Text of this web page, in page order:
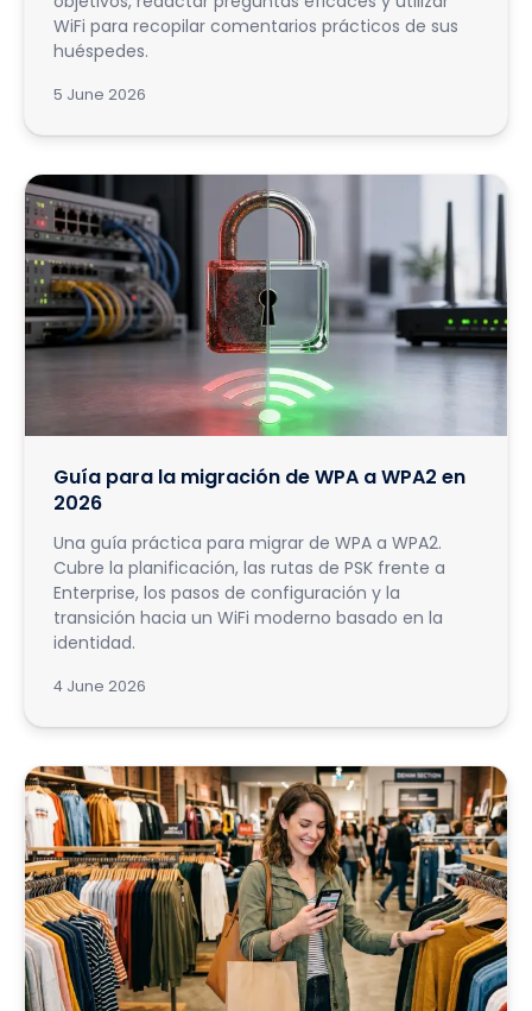
WiFi para recopilar comentarios prácticos de sus
huéspedes.
5 June 2026
Guía para la migración de WPA a WPA2 en
2026
Una guía práctica para migrar de WPA a WPA2.
Cubre la planificación, las rutas de PSK frente a
Enterprise, los pasos de configuración y la
transición hacia un WiFi moderno basado en la
identidad.
4 June 2026